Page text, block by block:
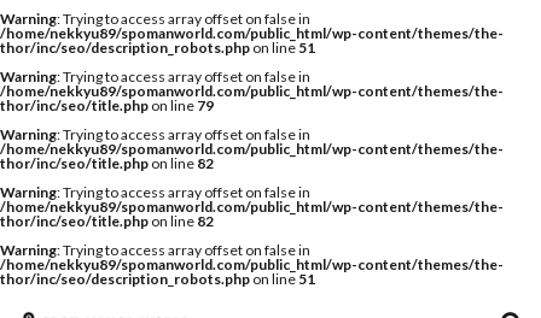
Warning: Trying to access array offset on false in
/home/nekkyu89/spomanworld.com/public_html/wp-content/themes/the-
thor/inc/seo/description_robots.php on line 51
Warning: Trying to access array offset on false in
/home/nekkyu89/spomanworld.com/public_html/wp-content/themes/the-
thor/inc/seo/title.php on line 79
Warning: Trying to access array offset on false in
/home/nekkyu89/spomanworld.com/public_html/wp-content/themes/the-
thor/inc/seo/title.php on line 82
Warning: Trying to access array offset on false in
/home/nekkyu89/spomanworld.com/public_html/wp-content/themes/the-
thor/inc/seo/title.php on line 82
Warning: Trying to access array offset on false in
/home/nekkyu89/spomanworld.com/public_html/wp-content/themes/the-
thor/inc/seo/description_robots.php on line 51